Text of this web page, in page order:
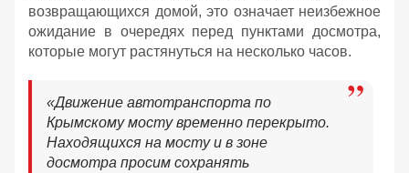
возвращающихся домой, это означает неизбежное
ожидание в очередях перед пунктами досмотра,
которые могут растянуться на несколько часов.
«Движение автотранспорта по
Крымскому мосту временно перекрыто.
Находящихся на мосту и в зоне
досмотра просим сохранять